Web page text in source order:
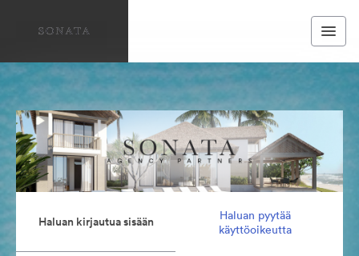
Haluan kirjautua sisään
Haluan pyytää
käyttöoikeutta